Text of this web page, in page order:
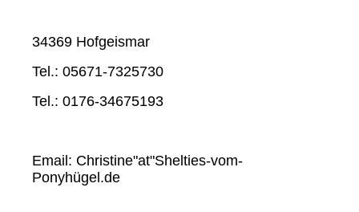
34369 Hofgeismar
Tel.: 05671-7325730
Tel.: 0176-34675193
Email: Christine"at"Shelties-vom-
Ponyhügel.de